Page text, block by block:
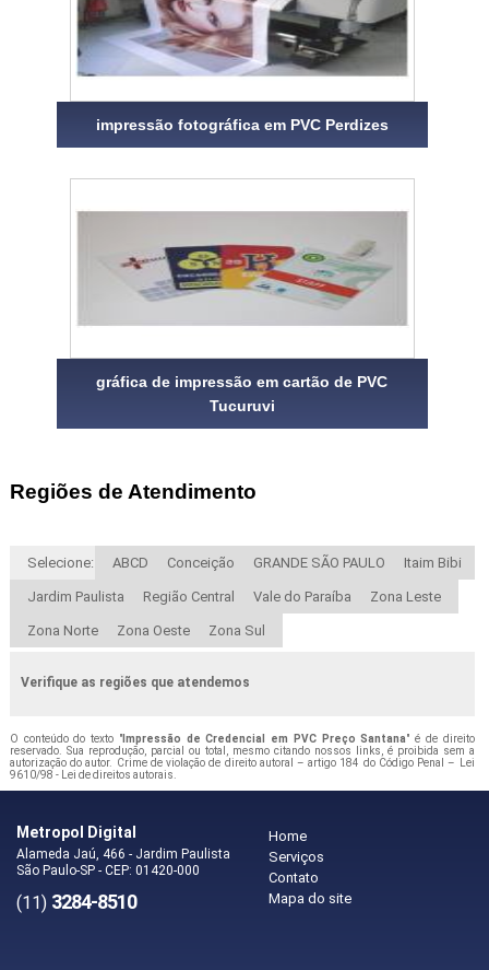
impressão fotográfica em PVC Perdizes
gráfica de impressão em cartão de PVC
Tucuruvi
Regiões de Atendimento
Selecione: ABCD Conceição GRANDE SÃO PAULO Itaim Bibi
Jardim Paulista Região Central Vale do Paraíba Zona Leste
Zona Norte Zona Oeste Zona Sul
Verifique as regiões que atendemos
O conteúdo do texto "Impressão de Credencial em PVC Preço Santana" é de direito
reservado. Sua reprodução, parcial ou total, mesmo citando nossos links, é proibida sem a
autorização do autor. Crime de violação de direito autoral – artigo 184 do Código Penal –
Lei
9610/98 - Lei de direitos autorais
Metropol Digital
Alameda Jaú, 466 - Jardim Paulista
São Paulo-SP - CEP: 01420-000
(11) 3284-8510
Home
Serviços
Contato
Mapa do site